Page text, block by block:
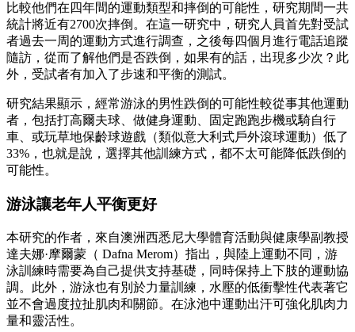
比較他們在四年間的運動類型和摔倒的可能性，研究期間一共
統計將近有2700次摔倒。在這一研究中，研究人員首先對受試
者過去一周的運動方式進行調查，之後每四個月進行電話追蹤
隨訪，從而了解他們是否跌倒，如果有的話，出現多少次？此
外，受試者有加入了步速和平衡的測試。
研究結果顯示，經常游泳的男性跌倒的可能性較從事其他運動
者，包括打高爾夫球、做健身運動、固定跑跑步機或騎自行
車、或玩草地保齡球遊戲（類似意大利式戶外滾球運動）低了
33%，也就是說，選擇其他訓練方式，都不太可能降低跌倒的
可能性。
游泳讓老年人平衡更好
本研究的作者，來自澳洲西悉尼大學體育活動與健康學副教授
達夫娜·摩爾蒙（ Dafna Merom）指出，與陸上運動不同，游
泳訓練時需要為自己提供支持基礎，同時保持上下肢的運動協
調。此外，游泳也有別於力量訓練，水壓的低衝擊性代表著它
並不會過度拉扯肌肉和關節。在泳池中運動出汗可強化肌肉力
量和靈活性。